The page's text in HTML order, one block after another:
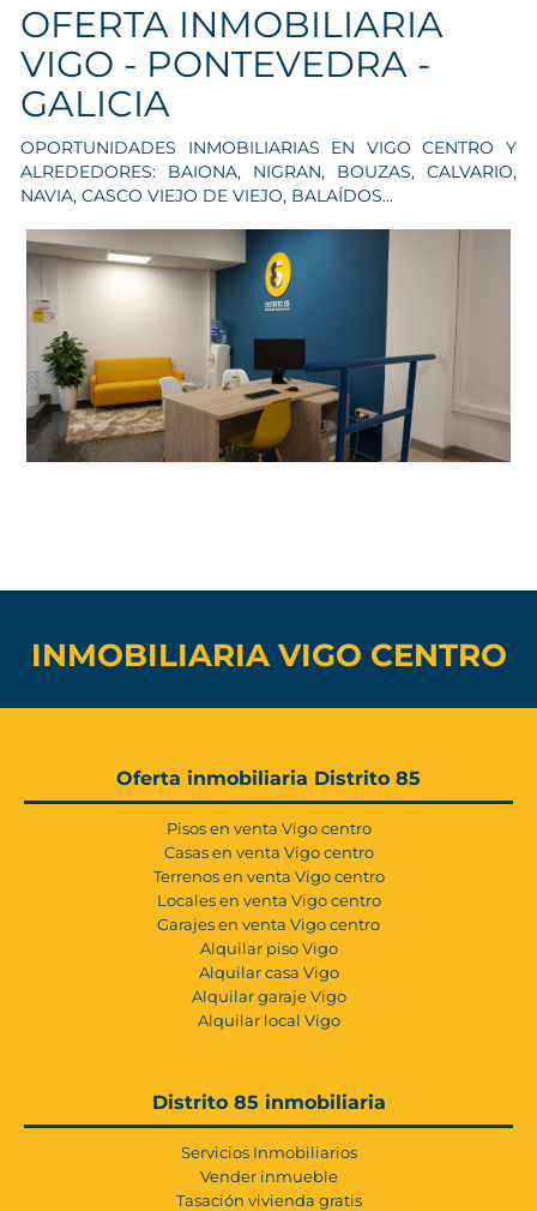
OFERTA INMOBILIARIA
VIGO - PONTEVEDRA -
GALICIA
OPORTUNIDADES INMOBILIARIAS EN VIGO CENTRO Y
ALREDEDORES: BAIONA, NIGRAN, BOUZAS, CALVARIO,
NAVIA, CASCO VIEJO DE VIEJO, BALAÍDOS...
INMOBILIARIA VIGO CENTRO
Oferta inmobiliaria Distrito 85
Pisos en venta Vigo centro
Casas en venta Vigo centro
Terrenos en venta Vigo centro
Locales en venta Vigo centro
Garajes en venta Vigo centro
Alquilar piso Vigo
Alquilar casa Vigo
Alquilar garaje Vigo
Alquilar local Vigo
Distrito 85 inmobiliaria
Servicios Inmobiliarios
Vender inmueble
Tasación vivienda gratis